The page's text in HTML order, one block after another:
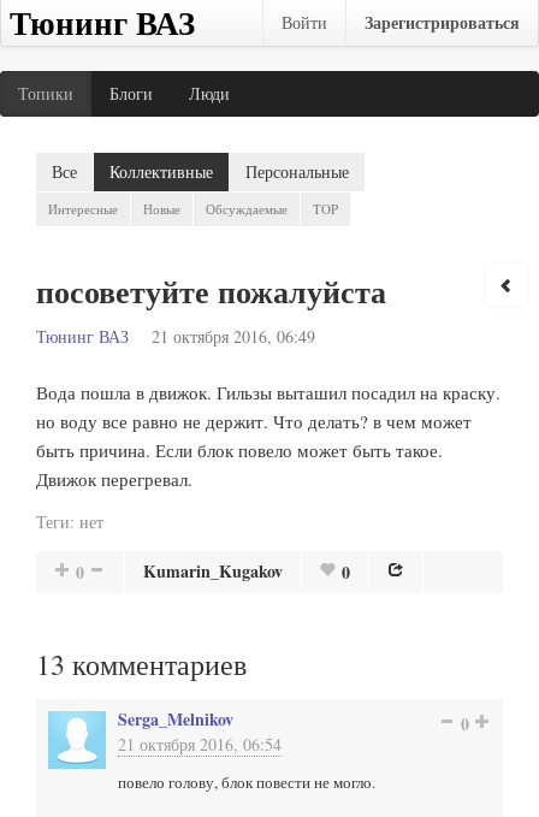
Тюнинг ВАЗ Войти Зарегистрироваться
Топики Блоги Люди
Все Коллективные Персональные
Интересные Новые Обсуждаемые TOP
посоветуйте пожалуйста
Тюнинг ВАЗ 21 октября 2016, 06:49
Вода пошла в движок. Гильзы выташил посадил на краску.
но воду все равно не держит. Что делать? в чем может
быть причина. Если блок повело может быть такое.
Движок перегревал.
Теги: нет
0 Kumarin_Kugakov 0
13 комментариев
Serga_Melnikov
21 октября 2016, 06:54
0
повело голову, блок повести не могло.